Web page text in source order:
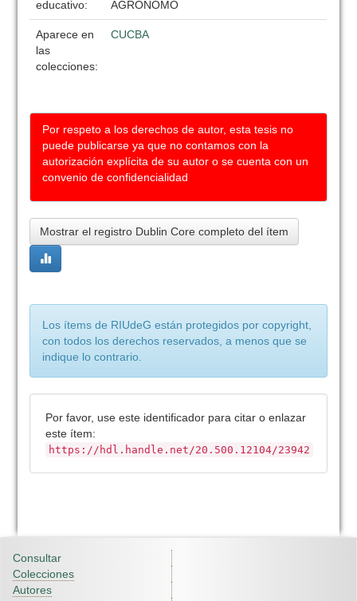
educativo:
AGRONOMO
Aparece en
las
colecciones:
CUCBA
Por respeto a los derechos de autor, esta tesis no
puede publicarse ya que no contamos con la
autorización explícita de su autor o se cuenta con un
convenio de confidencialidad
Mostrar el registro Dublin Core completo del ítem
Los ítems de RIUdeG están protegidos por copyright,
con todos los derechos reservados, a menos que se
indique lo contrario.
Por favor, use este identificador para citar o enlazar
este ítem:
https://hdl.handle.net/20.500.12104/23942
Consultar
Colecciones
Autores